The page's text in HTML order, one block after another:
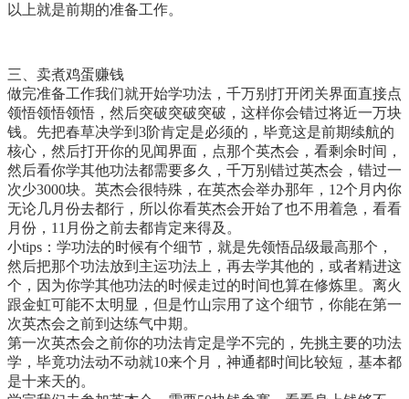
以上就是前期的准备工作。
三、卖煮鸡蛋赚钱
做完准备工作我们就开始学功法，千万别打开闭关界面直接点
领悟领悟领悟，然后突破突破突破，这样你会错过将近一万块
钱。先把春草决学到3阶肯定是必须的，毕竟这是前期续航的
核心，然后打开你的见闻界面，点那个英杰会，看剩余时间，
然后看你学其他功法都需要多久，千万别错过英杰会，错过一
次少3000块。英杰会很特殊，在英杰会举办那年，12个月内你
无论几月份去都行，所以你看英杰会开始了也不用着急，看看
月份，11月份之前去都肯定来得及。
小tips：学功法的时候有个细节，就是先领悟品级最高那个，
然后把那个功法放到主运功法上，再去学其他的，或者精进这
个，因为你学其他功法的时候走过的时间也算在修炼里。离火
跟金虹可能不太明显，但是竹山宗用了这个细节，你能在第一
次英杰会之前到达练气中期。
第一次英杰会之前你的功法肯定是学不完的，先挑主要的功法
学，毕竟功法动不动就10来个月，神通都时间比较短，基本都
是十来天的。